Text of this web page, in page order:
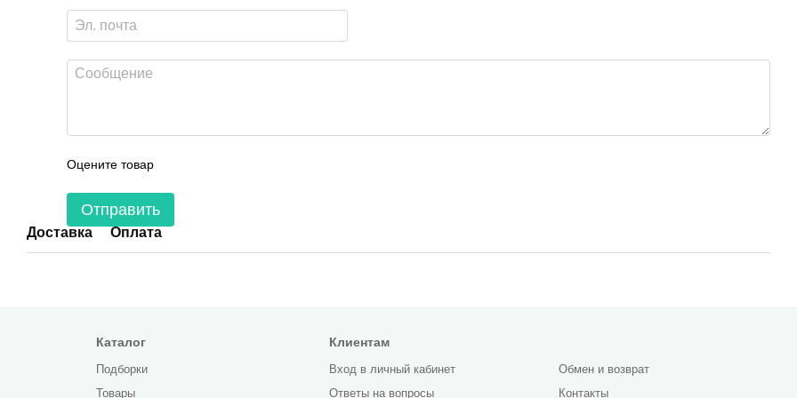
Оцените товар
Отправить
Доставка Оплата
Каталог
Подборки
Товары
Клиентам
Вход в личный кабинет
Ответы на вопросы
Обмен и возврат
Контакты